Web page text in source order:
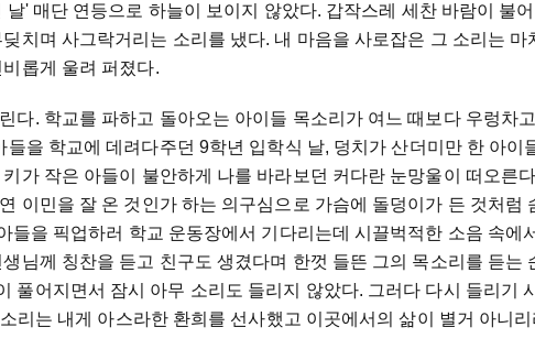
날' 매단 연등으로 하늘이 보이지 않았다. 갑작스레 세찬 바람이 불
딪치며 사그락거리는 소리를 냈다. 내 마음을 사로잡은 그 소리는 마
롭게 울려 퍼졌다.
다. 학교를 파하고 돌아오는 아이들 목소리가 여느 때보다 우렁차고
들을 학교에 데려다주던 9학년 입학식 날, 덩치가 산더미만 한 아이
키가 작은 아들이 불안하게 나를 바라보던 커다란 눈망울이 떠오른다
이민을 잘 온 것인가 하는 의구심으로 가슴에 돌덩이가 든 것처럼
들을 픽업하러 학교 운동장에서 기다리는데 시끌벅적한 소음 속에
님께 칭찬을 듣고 친구도 생겼다며 한껏 들뜬 그의 목소리를 듣는
풀어지면서 잠시 아무 소리도 들리지 않았다. 그러다 다시 들리기
소리는 내게 아스라한 환희를 선사했고 이곳에서의 삶이 별거 아니리